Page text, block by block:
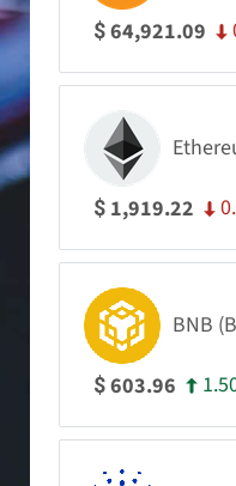
$64,921.09
$ 1,919.22
BNB
$603.96